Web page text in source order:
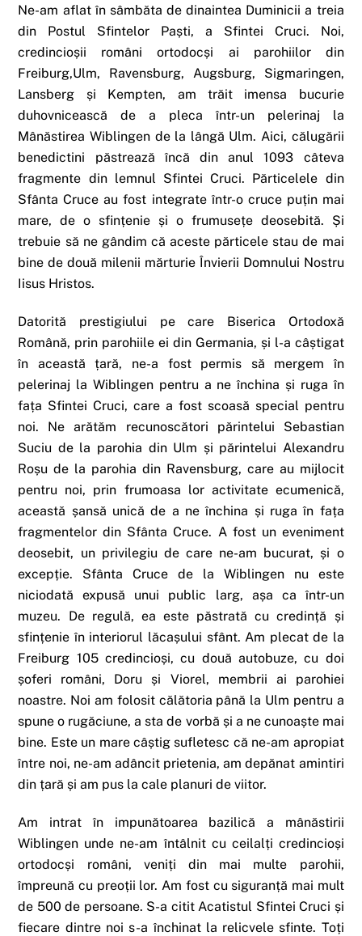
Ne-am aflat în sâmbăta de dinaintea Duminicii a treia
din Postul Sfintelor Paști, a Sfintei Cruci. Noi,
credincioșii români ortodocși ai parohiilor din
Freiburg,Ulm, Ravensburg, Augsburg, Sigmaringen,
Lansberg și Kempten, am trăit imensa bucurie
duhovnicească de a pleca într-un pelerinaj la
Mânăstirea Wiblingen de la lângă Ulm. Aici, călugării
benedictini păstrează încă din anul 1093 câteva
fragmente din lemnul Sfintei Cruci. Părticelele din
Sfânta Cruce au fost integrate într-o cruce puțin mai
mare, de o sfințenie și o frumusețe deosebită. Și
trebuie să ne gândim că aceste părticele stau de mai
bine de două milenii mărturie Învierii Domnului Nostru
Iisus Hristos.
Datorită prestigiului pe care Biserica Ortodoxă
Română, prin parohiile ei din Germania, și l-a câștigat
în această țară, ne-a fost permis să mergem în
pelerinaj la Wiblingen pentru a ne închina și ruga în
fața Sfintei Cruci, care a fost scoasă special pentru
noi. Ne arătăm recunoscători părintelui Sebastian
Suciu de la parohia din Ulm și părintelui Alexandru
Roșu de la parohia din Ravensburg, care au mijlocit
pentru noi, prin frumoasa lor activitate ecumenică,
această șansă unică de a ne închina și ruga în fața
fragmentelor din Sfânta Cruce. A fost un eveniment
deosebit, un privilegiu de care ne-am bucurat, și o
excepție. Sfânta Cruce de la Wiblingen nu este
niciodată expusă unui public larg, așa ca într-un
muzeu. De regulă, ea este păstrată cu credință și
sfințenie în interiorul lăcașului sfânt. Am plecat de la
Freiburg 105 credincioși, cu două autobuze, cu doi
șoferi români, Doru și Viorel, membrii ai parohiei
noastre. Noi am folosit călătoria până la Ulm pentru a
spune o rugăciune, a sta de vorbă și a ne cunoaște mai
bine. Este un mare câștig sufletesc că ne-am apropiat
între noi, ne-am adâncit prietenia, am depănat amintiri
din țară și am pus la cale planuri de viitor.
Am intrat în impunătoarea bazilică a mânăstirii
Wiblingen unde ne-am întâlnit cu ceilalți credincioși
ortodocși români, veniți din mai multe parohii,
împreună cu preoții lor. Am fost cu siguranță mai mult
de 500 de persoane. S-a citit Acatistul Sfintei Cruci și
fiecare dintre noi s-a închinat la relicvele sfinte. Toți